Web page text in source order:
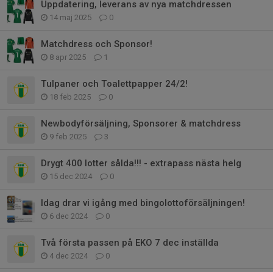
Uppdatering, leverans av nya matchdressen
14 maj 2025 0
Matchdress och Sponsor!
8 apr 2025 1
Tulpaner och Toalettpapper 24/2!
18 feb 2025 0
Newbodyförsäljning, Sponsorer & matchdress
9 feb 2025 3
Drygt 400 lotter sålda!!! - extrapass nästa helg
15 dec 2024 0
Idag drar vi igång med bingolottoförsäljningen!
6 dec 2024 0
Två första passen på EKO 7 dec inställda
4 dec 2024 0